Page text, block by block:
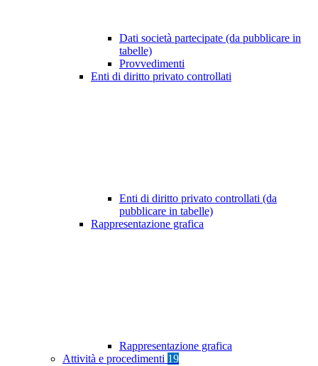
Dati società partecipate (da pubblicare in
tabelle)
Provvedimenti
Enti di diritto privato controllati
Enti di diritto privato controllati (da
pubblicare in tabelle)
Rappresentazione grafica
Rappresentazione grafica
Attività e procedimenti 19